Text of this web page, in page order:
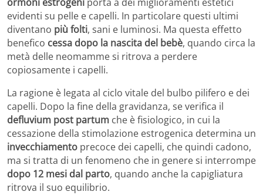
evidenti su pelle e capelli. In particolare questi ultimi
diventano più folti, sani e luminosi. Ma questa effetto
benefico cessa dopo la nascita del bebè, quando circa la
metà delle neomamme si ritrova a perdere
copiosamente i capelli.
La ragione è legata al ciclo vitale del bulbo pilifero e dei
capelli. Dopo la fine della gravidanza, se verifica il
defluvium post partum che è fisiologico, in cui la
cessazione della stimolazione estrogenica determina un
invecchiamento precoce dei capelli, che quindi cadono,
ma si tratta di un fenomeno che in genere si interrompe
dopo 12 mesi dal parto, quando anche la capigliatura
ritrova il suo equilibrio.